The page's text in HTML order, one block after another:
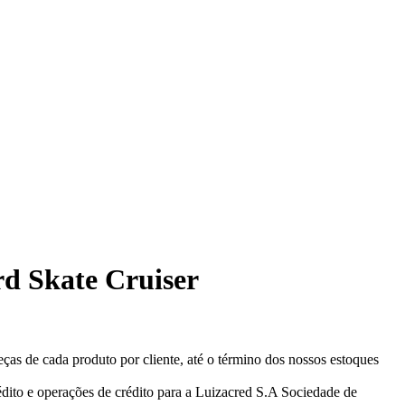
Skate Cruiser
de cada produto por cliente, até o término dos nossos estoques
e operações de crédito para a Luizacred S.A Sociedade de